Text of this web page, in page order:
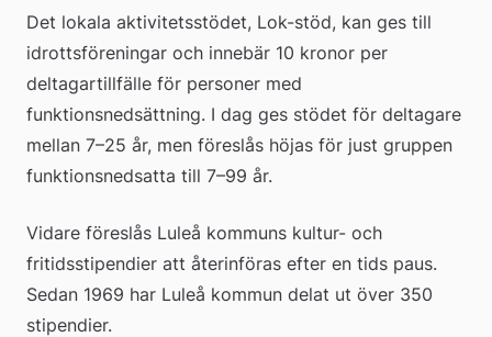
Det lokala aktivitetsstödet, Lok-stöd, kan ges till
idrottsföreningar och innebär 10 kronor per
deltagartillfälle för personer med
funktionsnedsättning. I dag ges stödet för deltagare
mellan 7–25 år, men föreslås höjas för just gruppen
funktionsnedsatta till 7–99 år.
Vidare föreslås Luleå kommuns kultur- och
fritidsstipendier att återinföras efter en tids paus.
Sedan 1969 har Luleå kommun delat ut över 350
stipendier.